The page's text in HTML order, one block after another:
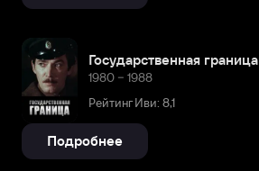
Государственная граница
1980 – 1988
Рейтинг Иви: 8,1
Подробнее